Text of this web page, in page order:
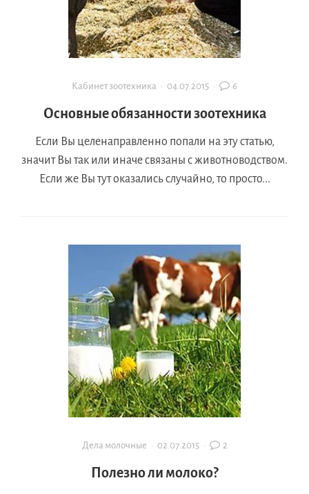
Кабинет зоотехника · 04.07.2015 · 6
Основные обязанности зоотехника
Если Вы целенаправленно попали на эту статью,
значит Вы так или иначе связаны с животноводством.
Если же Вы тут оказались случайно, то просто...
Дела молочные · 02.07.2015· 2
Полезно ли молоко?